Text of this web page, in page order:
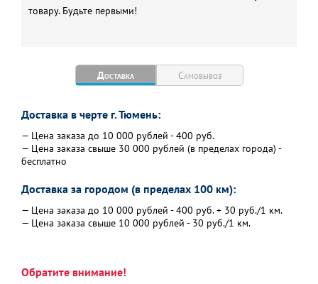
товару. Будьте первыми!
Доставка Самовывоз
Доставка в черте г. Тюмень:
— Цена заказа до 10 000 рублей - 400 руб.
— Цена заказа свыше 30 000 рублей (в пределах города) -
бесплатно
Доставка за городом (в пределах 100 км):
— Цена заказа до 10 000 рублей - 400 руб. + 30 руб./1 км.
— Цена заказа свыше 10 000 рублей - 30 руб./1 км.
Обратите внимание!